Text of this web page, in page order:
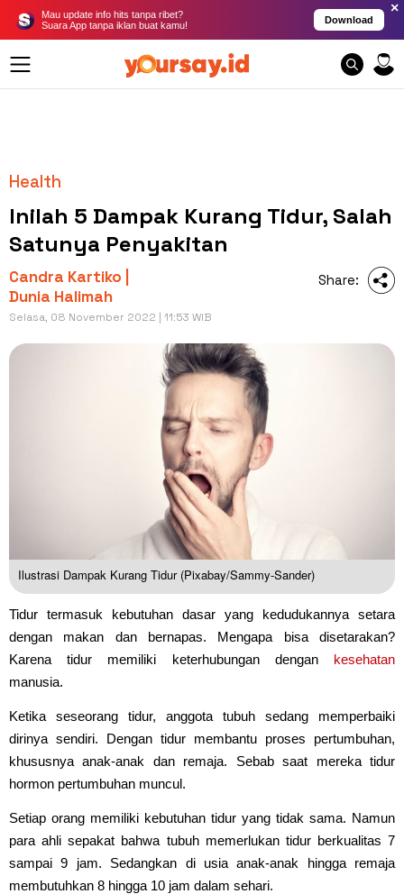
Mau update info hits tanpa ribet?
Suara App tanpa iklan buat kamu!
Download
×
Health
Inilah 5 Dampak Kurang Tidur, Salah
Satunya Penyakitan
Candra Kartiko |
Dunia Halimah
Selasa, 08 November 2022 | 11:53 WIB
Share:
Ilustrasi Dampak Kurang Tidur (Pixabay/Sammy-Sander)
Tidur termasuk kebutuhan dasar yang kedudukannya setara
dengan makan dan bernapas. Mengapa bisa disetarakan?
Karena tidur memiliki keterhubungan dengan kesehatan
manusia.
Ketika seseorang tidur, anggota tubuh sedang memperbaiki
dirinya sendiri. Dengan tidur membantu proses pertumbuhan,
khususnya anak-anak dan remaja. Sebab saat mereka tidur
hormon pertumbuhan muncul.
Setiap orang memiliki kebutuhan tidur yang tidak sama. Namun
para ahli sepakat bahwa tubuh memerlukan tidur berkualitas 7
sampai 9 jam. Sedangkan di usia anak-anak hingga remaja
membutuhkan 8 hingga 10 jam dalam sehari.